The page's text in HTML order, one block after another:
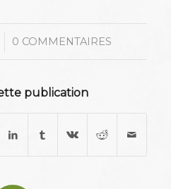
0 COMMENTAIRES
publication